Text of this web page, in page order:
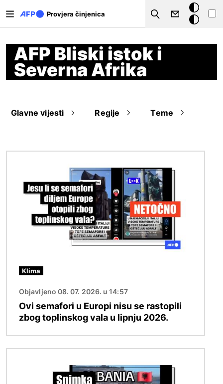
Provjera činjenica
Search
Tamna
pozadina
AFP Bliski istok i
Severna Afrika
Glavne vijesti Regije Teme
Klima
Objavljeno 08. 07. 2026. u 14:57
Ovi semafori u Europi nisu se rastopili
zbog toplinskog vala u lipnju 2026.